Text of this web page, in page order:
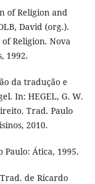
of Religion and
David (org.).
Religion. Nova
1992.
da tradução e
In: HEGEL, G. W.
Trad. Paulo
2010.
Paulo: Ática, 1995.
de Ricardo